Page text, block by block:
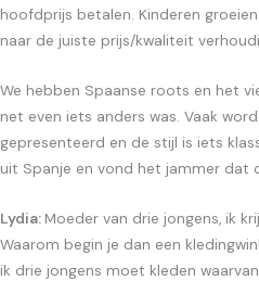
hoofdprijs betalen. Kinderen
naar de juiste prijs/kwaliteit
We hebben Spaanse roots en het
net even iets anders was. Vaak
gepresenteerd en de stijl is iets
uit Spanje en vond het jammer dat
Lydia: Moeder van drie jongens, ik
Waarom begin je dan een
ik drie jongens moet kleden